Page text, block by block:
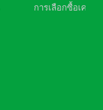
การเลือกซื้อเครื่อ